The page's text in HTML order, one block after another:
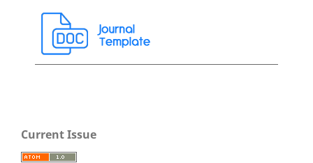
Current Issue